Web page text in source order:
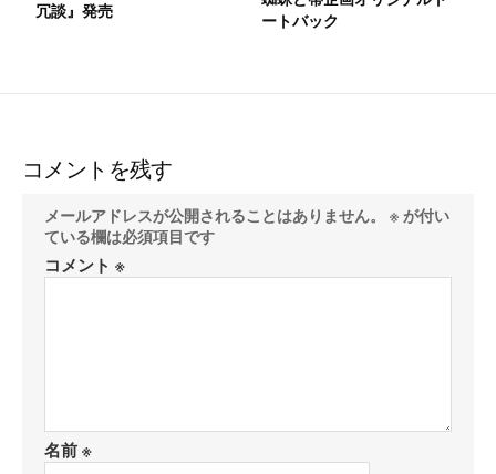
冗談』発売
ートバック
コメントを残す
メールアドレスが公開されることはありません。
※が付い
ている欄は必須項目です
コメント ※
名前※